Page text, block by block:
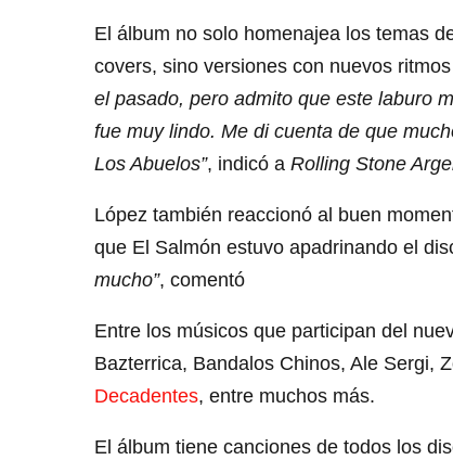
El álbum no solo homenajea los temas
covers, sino versiones con nuevos
el pasado, pero admito que este laburo
fue muy lindo. Me di cuenta de que
Los Abuelos”, indicó a Rolling Stone
López también reaccionó al buen
que El Salmón estuvo apadrinando el
mucho”, comentó
Entre los músicos que participan del
Bazterrica, Bandalos Chinos, Ale Sergi,
Decadentes, entre muchos más.
El álbum tiene canciones de todos los